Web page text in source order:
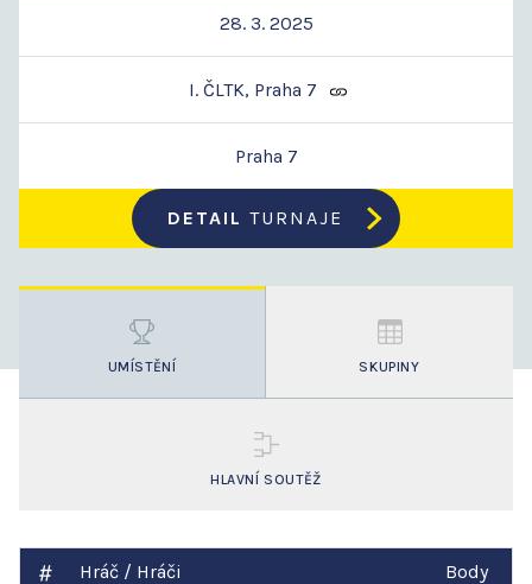
28. 3. 2025
I. ČLTK, Praha 7
Praha 7
DETAIL TURNAJE
UMÍSTĚNÍ SKUPINY
HLAVNÍ SOUTĚŽ
Hráč / Hráči Body